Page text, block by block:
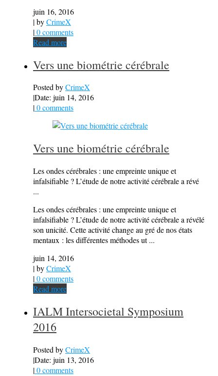
juin 16, 2016
| byCrimeX
|0 comments
Read more
Vers une biométrie cérébrale
Posted byCrimeX
|Date: juin 14, 2016
|0 comments
Vers une biométrie cérébrale
Les ondes cérébrales : une empreinte unique et
infalsifiable ? L’étude de notre activité cérébrale a révé
...
Les ondes cérébrales : une empreinte unique et
infalsifiable ? L’étude de notre activité cérébrale a révélé
son unicité. Cette activité change au gré de nos états
mentaux : les différentes méthodes ut ...
juin 14, 2016
| byCrimeX
|0 comments
Read more
IALM Intersocietal Symposium
2016
Posted byCrimeX
|Date: juin 13, 2016
|0 comments